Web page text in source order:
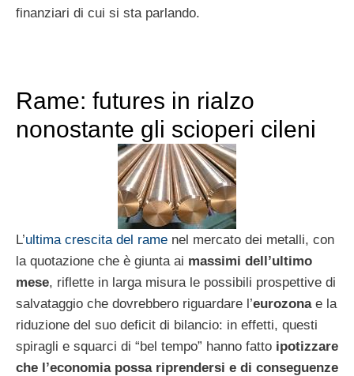
finanziari di cui si sta parlando.
Rame: futures in rialzo
nonostante gli scioperi cileni
L’ultima crescita del rame nel mercato dei metalli, con
la quotazione che è giunta ai massimi dell’ultimo
mese, riflette in larga misura le possibili prospettive di
salvataggio che dovrebbero riguardare l’eurozonae la
riduzione del suo deficit di bilancio: in effetti, questi
spiragli e squarci di “bel tempo” hanno fatto ipotizzare
che l’economia possa riprendersi e di conseguenze